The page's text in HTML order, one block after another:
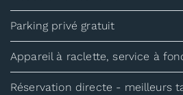
Parking privé gratuit
Appareil à raclette, service à
Réservation directe - meilleurs